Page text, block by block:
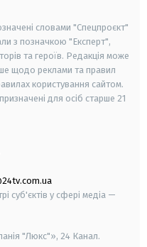
словами "Спецпроєкт"
з позначкою "Експерт",
та героїв. Редакція може
щодо реклами та правил
користування сайтом.
для осіб старше 21
суб'єктів у сфері медіа —
"Люкс"», 24 Канал.